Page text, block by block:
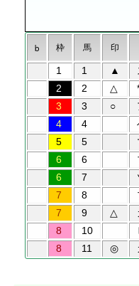
b 枠 馬 印
1 1 ▲
2
2 △
3
3 ○
4
4
5
5
6
6
6
7
7
8
7
9 △
8
10
8
11 ◎